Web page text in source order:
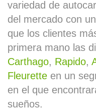
variedad de
del mercado con
que los clientes
primera mano las
Carthago, Rapido,
Fleurette en un
en el que
sueños.